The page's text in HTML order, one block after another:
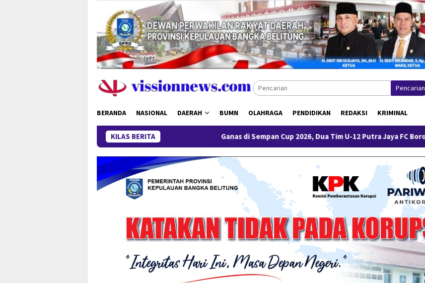
konten
Pencarian
BERANDA NASIONAL DAERAH BUMN OLAHRAGA PENDIDIKAN REDAKSI KRIMINAL
KILAS BERITA Ganas di Sempan Cup 2026, Dua Tim U-12 Putra Jaya FC Borong Juara 1 dan 3